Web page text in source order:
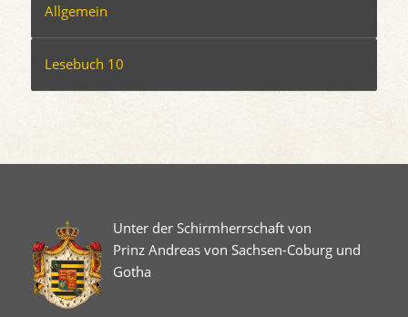
Allgemein
Lesebuch 10
Unter der Schirmherrschaft von
Prinz Andreas von Sachsen-Coburg und
Gotha